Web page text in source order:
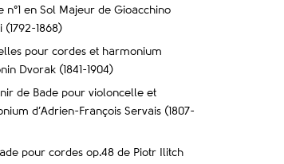
n°1 en Sol Majeur de Gioacchino
(1792-1868)
pour cordes et harmonium
Dvorak (1841-1904)
de Bade pour violoncelle et
d’Adrien-François Servais (1807-
pour cordes op.48 de Piotr Ilitch